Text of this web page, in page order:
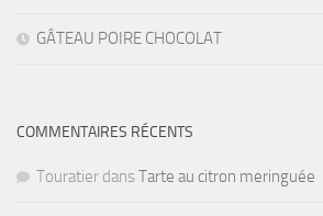
GÂTEAU POIRE CHOCOLAT
COMMENTAIRES RÉCENTS
Touratier dans Tarte au citron meringuée